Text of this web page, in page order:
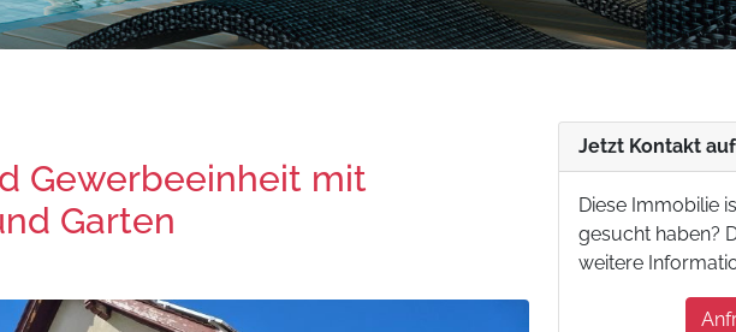
Gewerbeeinheit mit
Garten
Jetzt Kontakt
Diese Immobilie
gesucht haben?
weitere